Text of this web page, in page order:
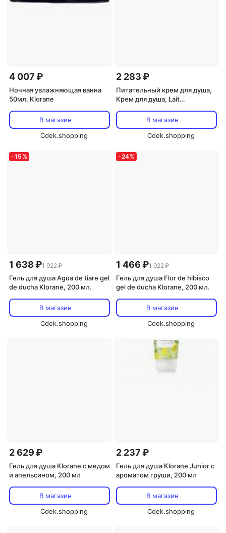
4 007 ₽
Ночная увлажняющая ванна
50мл, Klorane
В магазин
Cdek.shopping
2 283 ₽
Питательный крем для душа,
Крем для душа, Lait
В магазин
Cdek.shopping
-15 %
1 638 ₽1 922 ₽
Гель для душа Agua de tiare gel
de ducha Klorane, 200 мл.
В магазин
Cdek.shopping
-24%
1 466 ₽1 922 ₽
Гель для душа Flor de hibisco
gel de ducha Klorane, 200 мл.
В магазин
Cdek.shopping
2 629 ₽
Гель для душа Klorane с медом
и апельсином, 200 мл
В магазин
Cdek.shopping
2 237 ₽
Гель для душа Klorane Junior с
ароматом груши, 200 мл
В магазин
Cdek.shopping